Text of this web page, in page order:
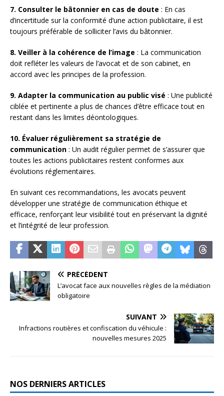
7. Consulter le bâtonnier en cas de doute : En cas
d’incertitude sur la conformité d’une action publicitaire, il est
toujours préférable de solliciter l’avis du bâtonnier.
8. Veiller à la cohérence de l’image : La communication
doit refléter les valeurs de l’avocat et de son cabinet, en
accord avec les principes de la profession.
9. Adapter la communication au public visé : Une publicité
ciblée et pertinente a plus de chances d’être efficace tout en
restant dans les limites déontologiques.
10. Évaluer régulièrement sa stratégie de
communication : Un audit régulier permet de s’assurer que
toutes les actions publicitaires restent conformes aux
évolutions réglementaires.
En suivant ces recommandations, les avocats peuvent
développer une stratégie de communication éthique et
efficace, renforçant leur visibilité tout en préservant la dignité
et l’intégrité de leur profession.
PRÉCÉDENT
L’avocat face aux nouvelles règles de la médiation
obligatoire
SUIVANT
Infractions routières et confiscation du véhicule :
nouvelles mesures 2025
NOS DERNIERS ARTICLES